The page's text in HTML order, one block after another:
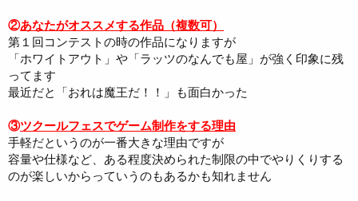
②あなたがオススメする作品（複数可）
第１回コンテストの時の作品になりますが
「ホワイトアウト」や「ラッツのなんでも屋」が強く印象に残
ってます
最近だと「おれは魔王だ！！」も面白かった
③ツクールフェスでゲーム制作をする理由
手軽だというのが一番大きな理由ですが
容量や仕様など、ある程度決められた制限の中でやりくりする
のが楽しいからっていうのもあるかも知れません